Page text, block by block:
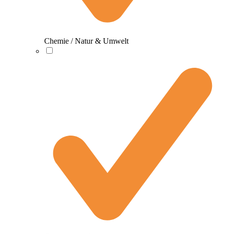
Chemie / Natur & Umwelt